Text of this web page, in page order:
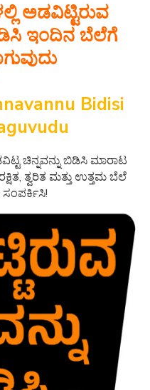
ಅಡವಿಟ್ಟಿರುವ
ಇಂದಿನ ಬೆಲೆಗೆ
Bidisi
ಚಿನ್ನವನ್ನು ಬಿಡಿಸಿ ಮಾರಾಟ
ತ್ವರಿತ ಮತ್ತು ಉತ್ತಮ ಬೆಲೆ
ಸಂಪರ್ಕಿಸಿ!